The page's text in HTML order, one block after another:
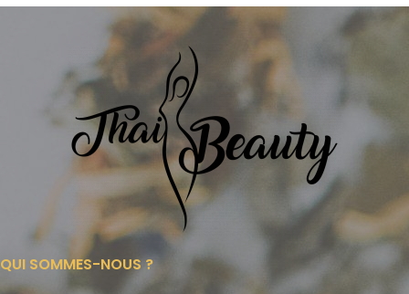
QUI SOMMES-NOUS ?